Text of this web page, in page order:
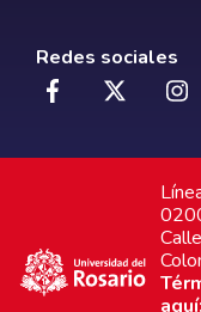
Redes sociales